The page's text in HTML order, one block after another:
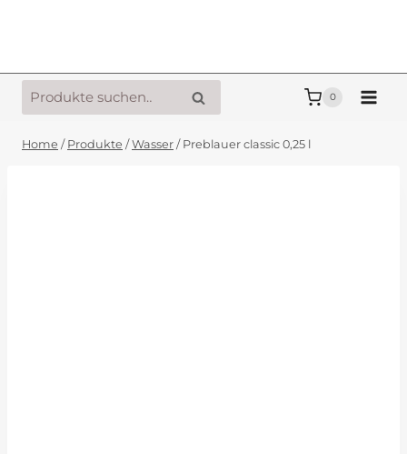
Suche
nach:
Suche 0
Home / Produkte / Wasser / Preblauer classic 0,25 l